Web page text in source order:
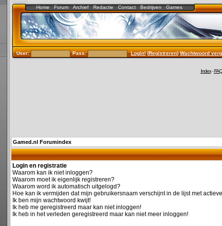
Home Forum Archief Redactie Contact Bedrijven Games
User: Pass: Login!(Registreren)Wachtwoord
Index-FAQ
Gamed.nl Forumindex
Login en registratie
Waarom kan ik niet inloggen?
Waarom moet ik eigenlijk registreren?
Waarom word ik automatisch uitgelogd?
Hoe kan ik vermijden dat mijn gebruikersnaam verschijnt in de lijst met
Ik ben mijn wachtwoord kwijt!
Ik heb me geregistreerd maar kan niet inloggen!
Ik heb in het verleden geregistreerd maar kan niet meer inloggen!